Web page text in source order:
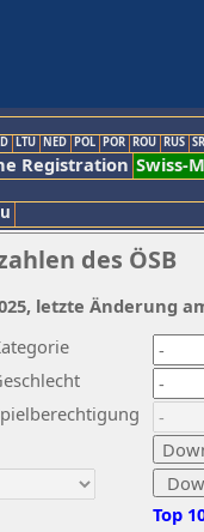
LTU NED POL POR ROU RUS
Registration Swiss-
des ÖSB
Top
letzte Änderung